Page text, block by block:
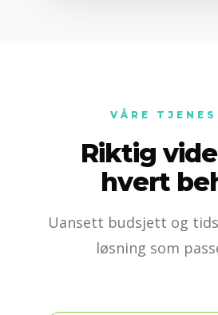
VÅRE
Riktig
hvert
Uansett budsjett og
løsning som